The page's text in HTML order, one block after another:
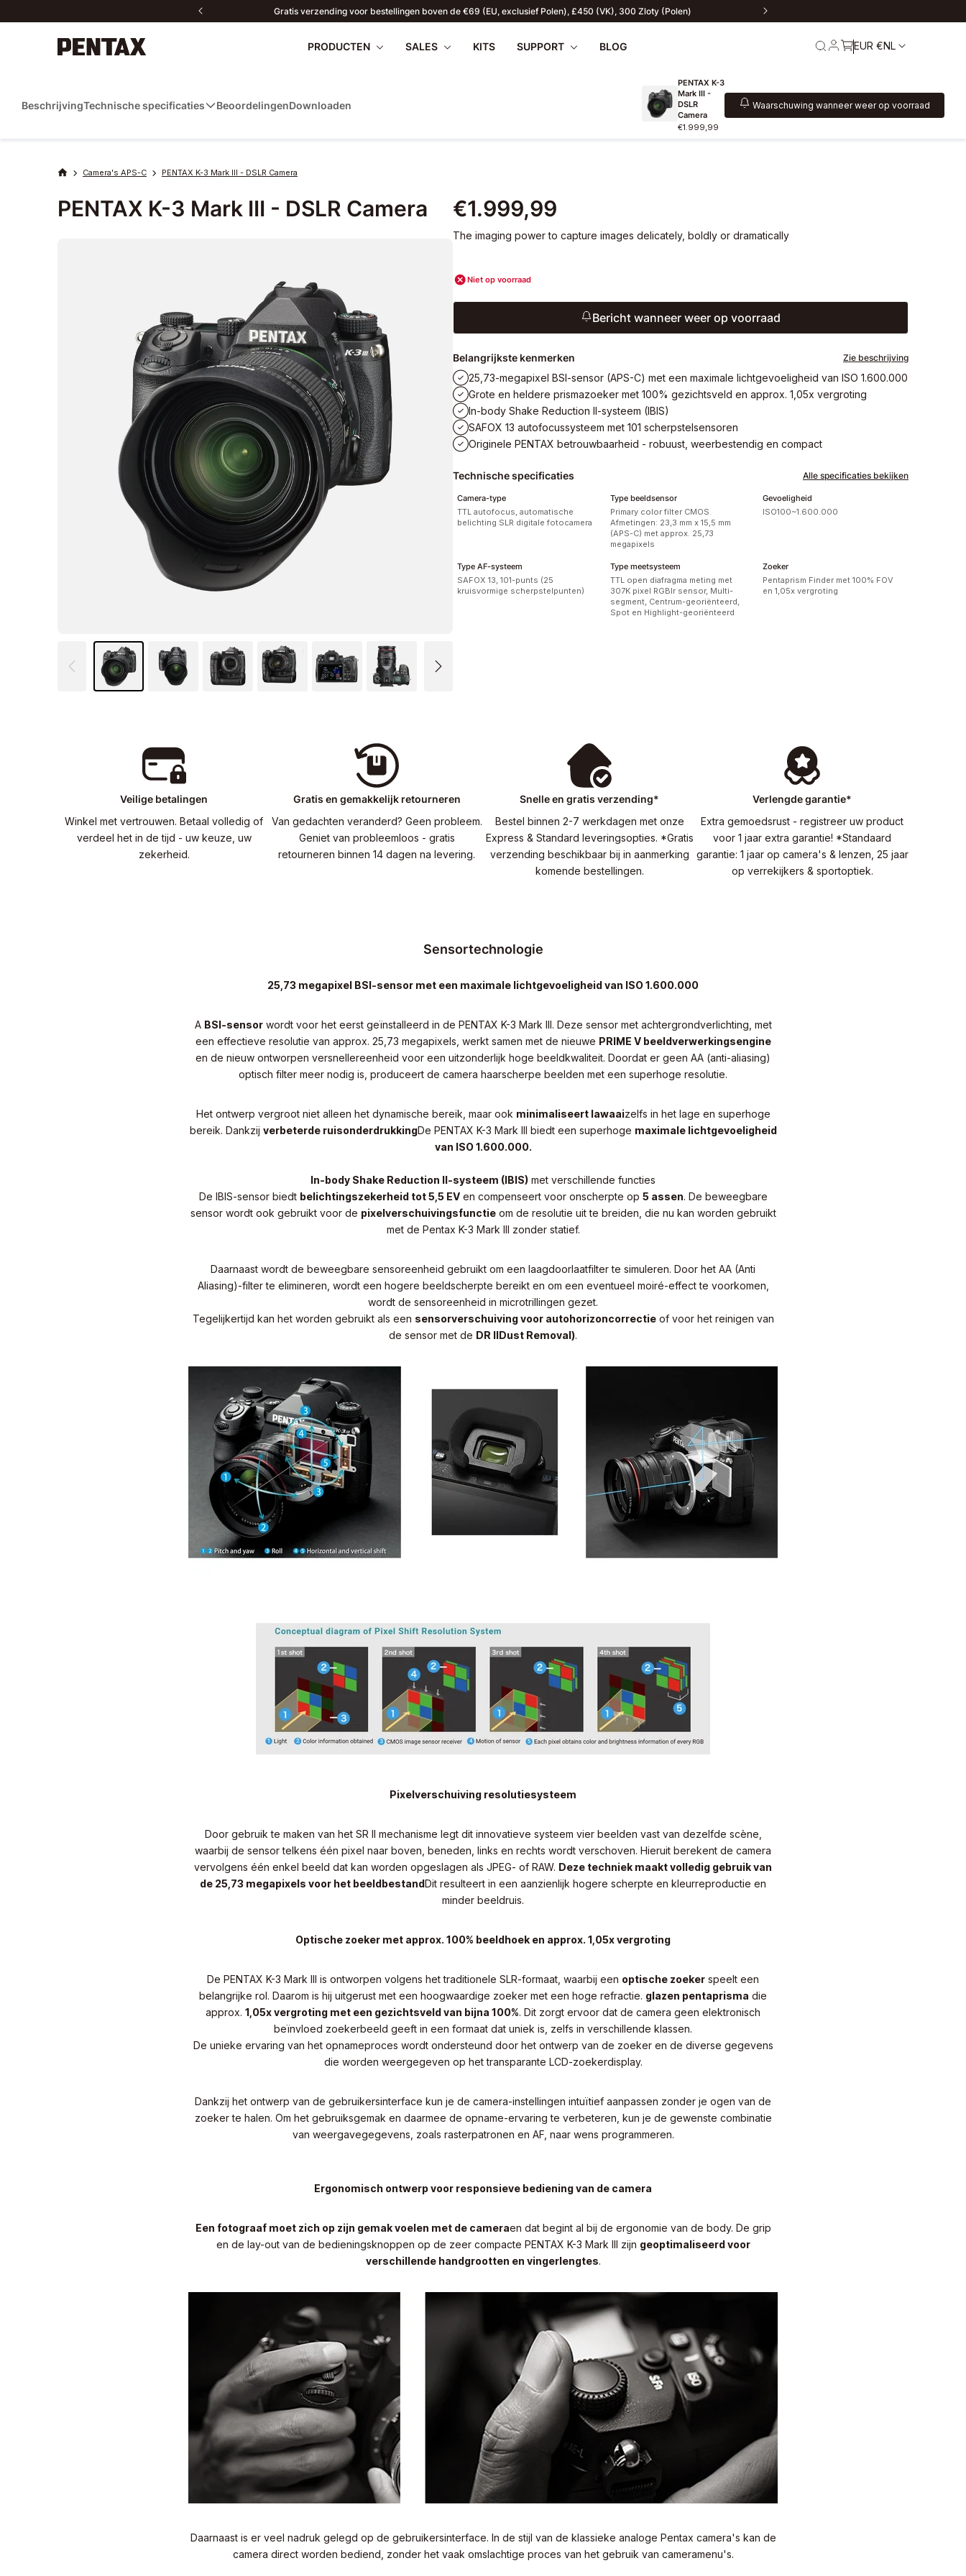
Gratis verzending voor bestellingen boven de €69 (EU, exclusief Polen), £450 (VK), 300 Zloty (Polen)
PRODUCTEN
Camera's
Accessoires
PENTAX Papilio III
SALES KITS SUPPORT
Neem contact met
BLOG EUR €NL
BeschrijvingTechnische specificaties BeoordelingenDownloaden
PENTAX K-3
Mark III -
DSLR
Camera
€1.999,99
Waarschuwing wanneer weer op voorraad
Camera's APS-C PENTAX K-3 Mark III - DSLR Camera
PENTAX K-3 Mark III - DSLR Camera €1.999,99
The imaging power to capture images delicately, boldly or dramatically
Niet op voorraad
Bericht wanneer weer op voorraad
Belangrijkste kenmerken Zie beschrijving
25,73-megapixel BSI-sensor (APS-C) met een maximale lichtgevoeligheid van ISO 1.600.000
Grote en heldere prismazoeker met 100% gezichtsveld en approx. 1,05x vergroting
In-body Shake Reduction II-systeem (IBIS)
SAFOX 13 autofocussysteem met 101 scherpstelsensoren
Originele PENTAX betrouwbaarheid - robuust, weerbestendig en compact
Technische specificaties Alle specificaties bekijken
Camera-type
TTL autofocus, automatische
belichting SLR digitale fotocamera
Type beeldsensor
Primary color filter CMOS.
Afmetingen: 23,3 mm x 15,5 mm
(APS-C) met approx. 25,73
megapixels
Gevoeligheid
ISO100~1.600.000
Type AF-systeem
SAFOX 13, 101-punts (25
kruisvormige scherpstelpunten)
Type meetsysteem
TTL open diafragma meting met
307K pixel RGBIr sensor, Multi-
segment, Centrum-georiënteerd,
Spot en Highlight-georiënteerd
Zoeker
Pentaprism Finder met 100% FOV
en 1,05x vergroting
Veilige betalingen
Winkel met vertrouwen. Betaal volledig of
verdeel het in de tijd - uw keuze, uw
zekerheid.
Gratis en gemakkelijk retourneren
Van gedachten veranderd? Geen probleem.
Geniet van probleemloos - gratis
retourneren binnen 14 dagen na levering.
Snelle en gratis verzending*
Bestel binnen 2-7 werkdagen met onze
Express & Standard leveringsopties. *Gratis
verzending beschikbaar bij in aanmerking
komende bestellingen.
Verlengde garantie*
Extra gemoedsrust - registreer uw product
voor 1 jaar extra garantie! *Standaard
garantie: 1 jaar op camera's & lenzen, 25 jaar
op verrekijkers & sportoptiek.
Sensortechnologie
25,73 megapixel BSI-sensor met een maximale lichtgevoeligheid van ISO 1.600.000
A BSI-sensorwordt voor het eerst geïnstalleerd in de PENTAX K-3 Mark III. Deze sensor met achtergrondverlichting, met
een effectieve resolutie van approx. 25,73 megapixels, werkt samen met de nieuwe PRIME V beeldverwerkingsengine
en de nieuw ontworpen versnellereenheid voor een uitzonderlijk hoge beeldkwaliteit. Doordat er geen AA (anti-aliasing)
optisch filter meer nodig is, produceert de camera haarscherpe beelden met een superhoge resolutie.
Het ontwerp vergroot niet alleen het dynamische bereik, maar ook minimaliseert lawaaizelfs in het lage en superhoge
bereik. Dankzij verbeterde ruisonderdrukkingDe PENTAX K-3 Mark III biedt een superhoge maximale lichtgevoeligheid
van ISO 1.600.000.
In-body Shake Reduction II-systeem (IBIS) met verschillende functies
De IBIS-sensor biedt belichtingszekerheid tot 5,5 EVen compenseert voor onscherpte op 5 assen. De beweegbare
sensor wordt ook gebruikt voor de pixelverschuivingsfunctieom de resolutie uit te breiden, die nu kan worden gebruikt
met de Pentax K-3 Mark III zonder statief.
Daarnaast wordt de beweegbare sensoreenheid gebruikt om een laagdoorlaatfilter te simuleren. Door het AA (Anti
Aliasing)-filter te elimineren, wordt een hogere beeldscherpte bereikt en om een eventueel moiré-effect te voorkomen,
wordt de sensoreenheid in microtrillingen gezet.
Tegelijkertijd kan het worden gebruikt als een sensorverschuiving voor autohorizoncorrectieof voor het reinigen van
de sensor met de DR IIDust Removal).
Pixelverschuiving resolutiesysteem
Door gebruik te maken van het SR II mechanisme legt dit innovatieve systeem vier beelden vast van dezelfde scène,
waarbij de sensor telkens één pixel naar boven, beneden, links en rechts wordt verschoven. Hieruit berekent de camera
vervolgens één enkel beeld dat kan worden opgeslagen als JPEG- of RAW. Deze techniek maakt volledig gebruik van
de 25,73 megapixels voor het beeldbestandDit resulteert in een aanzienlijk hogere scherpte en kleurreproductie en
minder beeldruis.
Optische zoeker met approx. 100% beeldhoek en approx. 1,05x vergroting
De PENTAX K-3 Mark III is ontworpen volgens het traditionele SLR-formaat, waarbij een optische zoeker speelt een
belangrijke rol. Daarom is hij uitgerust met een hoogwaardige zoeker met een hoge refractie. glazen pentaprisma die
approx. 1,05x vergroting met een gezichtsveld van bijna 100%. Dit zorgt ervoor dat de camera geen elektronisch
beïnvloed zoekerbeeld geeft in een formaat dat uniek is, zelfs in verschillende klassen.
De unieke ervaring van het opnameproces wordt ondersteund door het ontwerp van de zoeker en de diverse gegevens
die worden weergegeven op het transparante LCD-zoekerdisplay.
Dankzij het ontwerp van de gebruikersinterface kun je de camera-instellingen intuïtief aanpassen zonder je ogen van de
zoeker te halen. Om het gebruiksgemak en daarmee de opname-ervaring te verbeteren, kun je de gewenste combinatie
van weergavegegevens, zoals rasterpatronen en AF, naar wens programmeren.
Ergonomisch ontwerp voor responsieve bediening van de camera
Een fotograaf moet zich op zijn gemak voelen met de cameraen dat begint al bij de ergonomie van de body. De grip
en de lay-out van de bedieningsknoppen op de zeer compacte PENTAX K-3 Mark III zijn geoptimaliseerd voor
verschillende handgrootten en vingerlengtes.
Daarnaast is er veel nadruk gelegd op de gebruikersinterface. In de stijl van de klassieke analoge Pentax camera's kan de
camera direct worden bediend, zonder het vaak omslachtige proces van het gebruik van cameramenu's.